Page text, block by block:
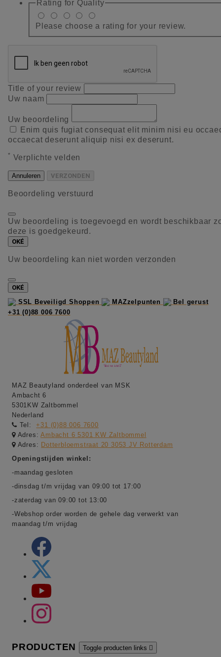
Rating for Quality
Please choose a rating for your review.
Title of your review
Uw naam
Uw beoordeling
Enim quis fugiat consequat elit minim nisi eu
occaecat deserunt aliquip nisi ex deserunt.
* Verplichte velden
Annuleren VERZONDEN
Beoordeling verstuurd
Uw beoordeling is toegevoegd en wordt beschikbaar
deze is goedgekeurd.
OKÉ
Uw beoordeling kan niet worden verzonden
OKÉ
SSL Beveiligd Shoppen
MAZzelpunten
Bel gerust
+31 (0)88 006 7600
MAZ Beautyland onderdeel van MSK
Ambacht 6
5301KW Zaltbommel
Nederland
Tel:
+31 (0)88 006 7600
Adres:Ambacht 6 5301 KW Zaltbommel
Adres: Dotterbloemstraat 20 3053 JV Rotterdam
Openingstijden winkel:
-maandag gesloten
-dinsdag t/m vrijdag van 09:00 tot 17:00
-zaterdag van 09:00 tot 13:00
-Webshop order worden de gehele dag verwerkt van
maandag t/m vrijdag
PRODUCTEN Toggle producten links 